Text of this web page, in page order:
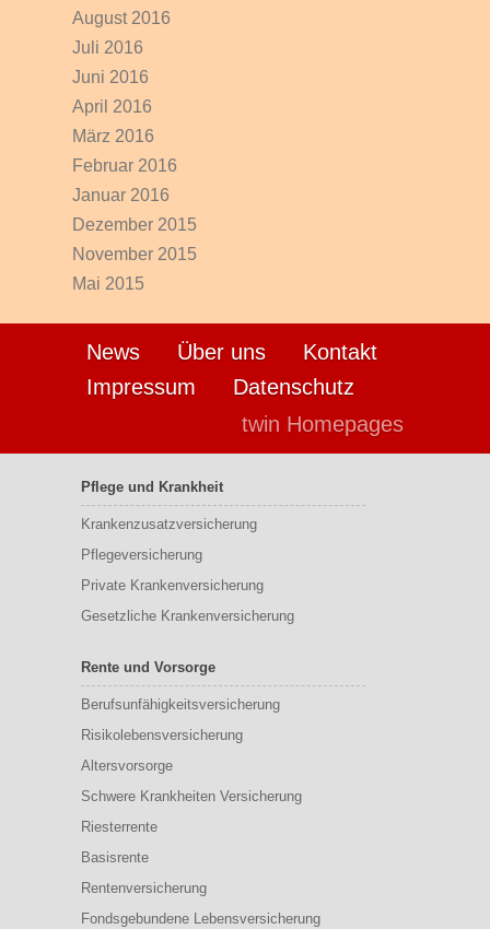
August 2016
Juli 2016
Juni 2016
April 2016
März 2016
Februar 2016
Januar 2016
Dezember 2015
November 2015
Mai 2015
News Über uns
Kontakt
Impressum
Datenschutz
twin Homepages
Pflege und Krankheit
Krankenzusatzversicherung
Pflegeversicherung
Private Krankenversicherung
Gesetzliche Krankenversicherung
Rente und Vorsorge
Berufs­unfähigkeitsversicherung
Risikolebensversicherung
Altersvorsorge
Schwere Krankheiten Versicherung
Riesterrente
Basisrente
Rentenversicherung
Fondsgebundene Lebensversicherung